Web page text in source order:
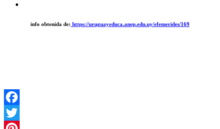
info obtenida de: https://uruguayeduca.anep.edu.uy/efemerides/169
Facebook